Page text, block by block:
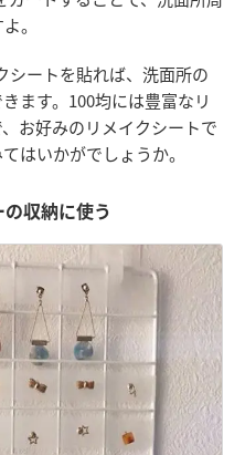
。
シートを貼れば、洗面所の
ます。100均には豊富なリ
お好みのリメイクシートで
はいかがでしょうか。
の収納に使う